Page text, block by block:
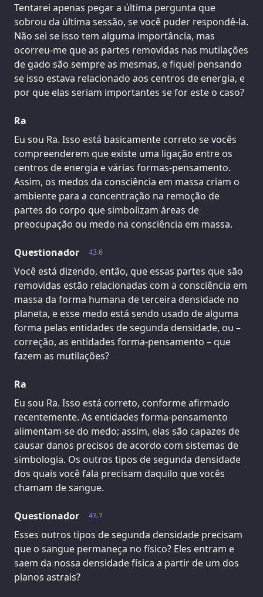
Tentarei apenas pegar a última pergunta que
sobrou da última sessão, se você puder respondê-la.
Não sei se isso tem alguma importância, mas
ocorreu-me que as partes removidas nas mutilações
de gado são sempre as mesmas, e fiquei pensando
se isso estava relacionado aos centros de energia, e
por que elas seriam importantes se for este o caso?
Ra
Eu sou Ra. Isso está basicamente correto se vocês
compreenderem que existe uma ligação entre os
centros de energia e várias formas-pensamento.
Assim, os medos da consciência em massa criam o
ambiente para a concentração na remoção de
partes do corpo que simbolizam áreas de
preocupação ou medo na consciência em massa.
43.6
Questionador
Você está dizendo, então, que essas partes que são
removidas estão relacionadas com a consciência em
massa da forma humana de terceira densidade no
planeta, e esse medo está sendo usado de alguma
forma pelas entidades de segunda densidade, ou –
correção, as entidades forma-pensamento – que
fazem as mutilações?
Ra
Eu sou Ra. Isso está correto, conforme afirmado
recentemente. As entidades forma-pensamento
alimentam-se do medo; assim, elas são capazes de
causar danos precisos de acordo com sistemas de
simbologia. Os outros tipos de segunda densidade
dos quais você fala precisam daquilo que vocês
chamam de sangue.
43.7
Questionador
Esses outros tipos de segunda densidade precisam
que o sangue permaneça no físico? Eles entram e
saem da nossa densidade física a partir de um dos
planos astrais?